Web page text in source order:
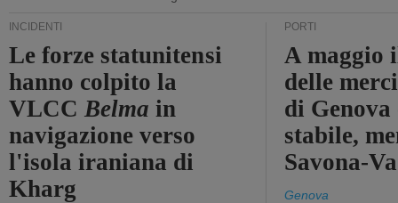
INCIDENTI
Le forze statunitensi
hanno colpito la
VLCCBelma in
navigazione verso
l'isola iraniana di
Kharg
PORTI
A maggio
delle
di
stabile,
Savona-
Genova